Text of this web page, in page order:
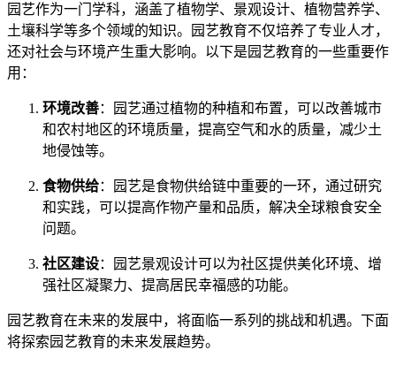
园艺作为一门学科，涵盖了植物学、景观设计、植物营养学、
土壤科学等多个领域的知识。园艺教育不仅培养了专业人才，
还对社会与环境产生重大影响。以下是园艺教育的一些重要作
用：
环境改善：园艺通过植物的种植和布置，可以改善城市
和农村地区的环境质量，提高空气和水的质量，减少土
地侵蚀等。
食物供给：园艺是食物供给链中重要的一环，通过研究
和实践，可以提高作物产量和品质，解决全球粮食安全
问题。
社区建设：园艺景观设计可以为社区提供美化环境、增
强社区凝聚力、提高居民幸福感的功能。
园艺教育在未来的发展中，将面临一系列的挑战和机遇。下面
将探索园艺教育的未来发展趋势。